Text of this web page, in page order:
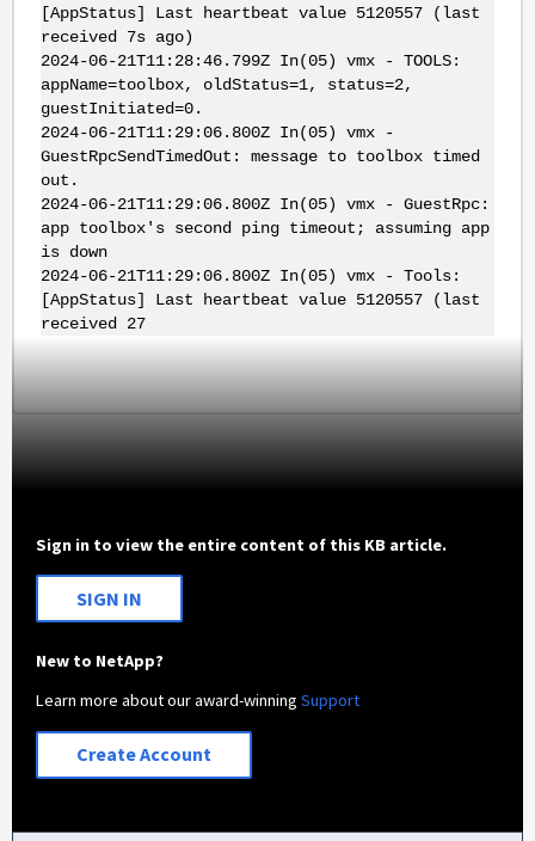
[AppStatus] Last heartbeat value 5120557 (last
received 7s ago)
2024-06-21T11:28:46.799Z In(05) vmx - TOOLS:
appName=toolbox, oldStatus=1, status=2,
guestInitiated=0.
2024-06-21T11:29:06.800Z In(05) vmx -
GuestRpcSendTimedOut: message to toolbox timed
out.
2024-06-21T11:29:06.800Z In(05) vmx - GuestRpc:
app toolbox's second ping timeout; assuming app
is down
2024-06-21T11:29:06.800Z In(05) vmx - Tools:
[AppStatus] Last heartbeat value 5120557 (last
received 27
Sign in to view the entire content of this KB article.
SIGN IN
New to NetApp?
Learn more about our award-winningSupport
Create Account